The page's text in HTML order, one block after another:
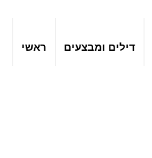
ראשי דילים ומבצעים